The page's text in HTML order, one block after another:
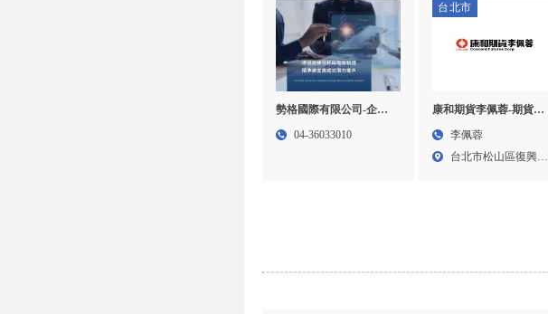
勢格國際有限公司-企業
名單開發, B2B名單開發,
04-36033010
台北市
康和期貨李佩蓉-期貨營
業員,期貨開戶,台北期貨
李佩蓉
台北市松山區復興北